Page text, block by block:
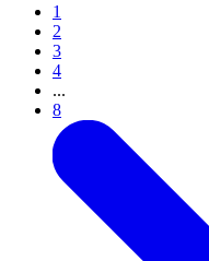
1
2
3
4
...
8